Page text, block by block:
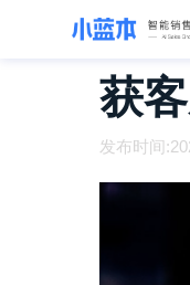
获
发布时间